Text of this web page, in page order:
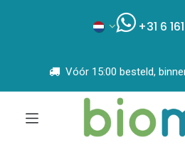
+31 6
Vóór 15:00 besteld,